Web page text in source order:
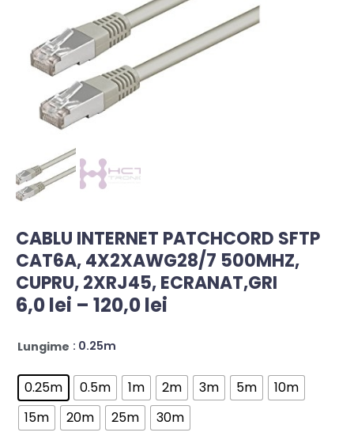
CABLU INTERNET PATCHCORD SFTP
CAT6A, 4X2XAWG28/7 500MHZ,
CUPRU, 2XRJ45, ECRANAT,GRI
6,0lei – 120,0lei
Lungime : 0.25m
0.25m 0.5m 1m 2m 3m 5m
10m
15m
20m 25m 30m